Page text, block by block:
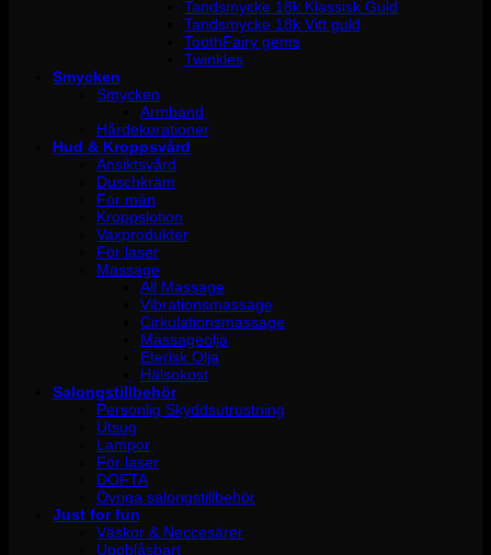
Tandsmycke 18k Klassisk Guld
Tandsmycke 18k Vitt guld
ToothFairy gems
Twinkles
Smycken
Smycken
Armband
Hårdekorationer
Hud & Kroppsvård
Ansiktsvård
Duschkräm
För män
Kroppslotion
Vaxprodukter
För laser
Massage
All Massage
Vibrationsmassage
Cirkulationsmassage
Massageolja
Eterisk Olja
Hälsokost
Salongstillbehör
Personlig Skyddsutrustning
Utsug
Lampor
För laser
DOFTA
Övriga salongstillbehör
Just for fun
Väskor & Neccesärer
Uppblåsbart